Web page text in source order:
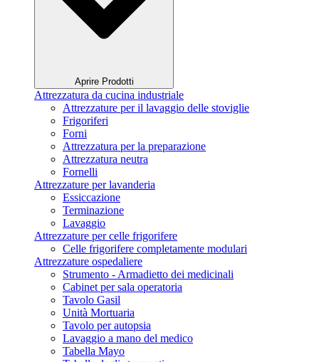
Aprire Prodotti
Attrezzatura da cucina industriale
Attrezzature per il lavaggio delle stoviglie
Frigoriferi
Forni
Attrezzatura per la preparazione
Attrezzatura neutra
Fornelli
Attrezzature per lavanderia
Essiccazione
Terminazione
Lavaggio
Attrezzature per celle frigorifere
Celle frigorifere completamente modulari
Attrezzature ospedaliere
Strumento - Armadietto dei medicinali
Cabinet per sala operatoria
Tavolo Gasil
Unità Mortuaria
Tavolo per autopsia
Lavaggio a mano del medico
Tabella Mayo